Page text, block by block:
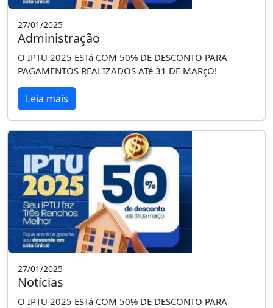
27/01/2025
Administração
O IPTU 2025 ESTá COM 50% DE DESCONTO PARA
PAGAMENTOS REALIZADOS ATé 31 DE MARçO!
Leia mais
27/01/2025
Notícias
O IPTU 2025 ESTá COM 50% DE DESCONTO PARA